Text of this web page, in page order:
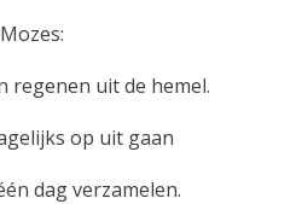
regenen uit de hemel.
op uit gaan
dag verzamelen.